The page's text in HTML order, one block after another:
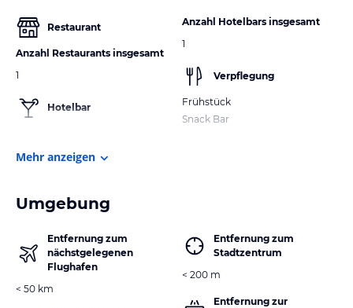
Restaurant
Anzahl Restaurants insgesamt
1
Hotelbar
Anzahl Hotelbars insgesamt
1
Verpflegung
Frühstück
Snack Bar
Mehr anzeigen
Umgebung
Entfernung zum
nächstgelegenen
Flughafen
< 50 km
Entfernung zum
Stadtzentrum
< 200 m
Entfernung zur